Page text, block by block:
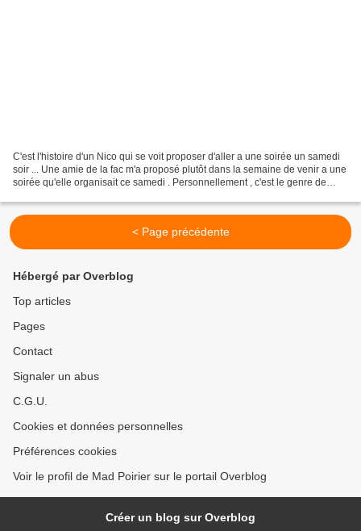
C'est l'histoire d'un Nico qui se voit proposer d'aller a une soirée un samedi
soir ... Une amie de la fac m'a proposé plutôt dans la semaine de venir a une
soirée qu'elle organisait ce samedi . Personnellement , c'est le genre de
< Page précédente
Hébergé par Overblog
Top articles
Pages
Contact
Signaler un abus
C.G.U.
Cookies et données personnelles
Préférences cookies
Voir le profil de Mad Poirier sur le portail Overblog
Créer un blog sur Overblog